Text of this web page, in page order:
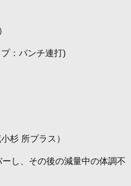
：パンチ連打)
杉 所プラス）
し、その後の減量中の体調不